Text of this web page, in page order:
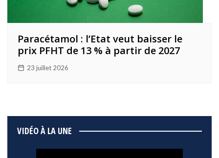
Paracétamol : l’Etat veut baisser le
prix PFHT de 13 % à partir de 2027
23 juillet 2026
VIDÉO À LA UNE